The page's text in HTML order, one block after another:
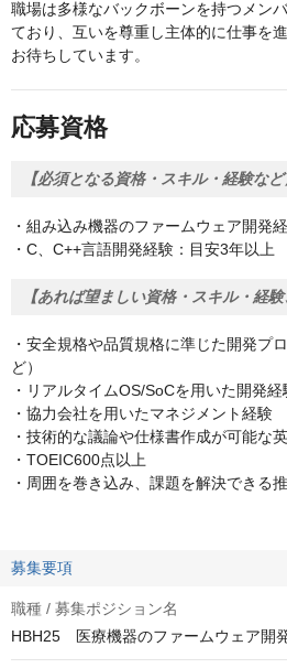
職場は多様なバックボーンを持つメン
ており、互いを尊重し主体的に仕事を
お待ちしています。
応募資格
【必須となる資格・スキル・経験など
・組み込み機器のファームウェア開発
・C、C++言語開発経験：目安3年以上
【あれば望ましい資格・スキル・経
・安全規格や品質規格に準じた開発プ
ど）
・リアルタイムOS/SoCを用いた開発経
・協力会社を用いたマネジメント経験
・技術的な議論や仕様書作成が可能な
・TOEIC600点以上
・周囲を巻き込み、課題を解決できる
募集要項
職種 / 募集ポジション名
HBH25 医療機器のファームウェア開